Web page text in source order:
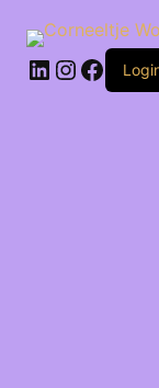
naar
inhoudLinkedIn